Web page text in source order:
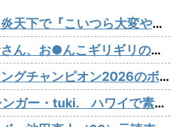
やなぁ』というのが高校野球の良さ。暑さ対策はいらない」
お●んこギリギリの水着着ててワロタ
ンピオン2026のボーイッシュお胸www
素顔以外ほぼ全部出し 「隠しきれない美貌」とSNSざわつく